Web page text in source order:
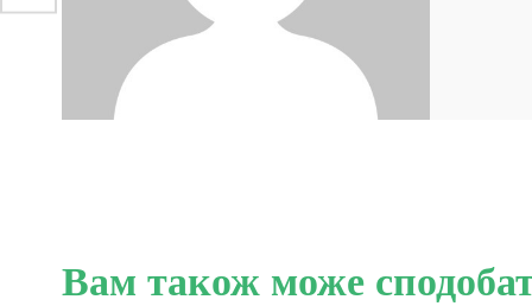
Вам також може